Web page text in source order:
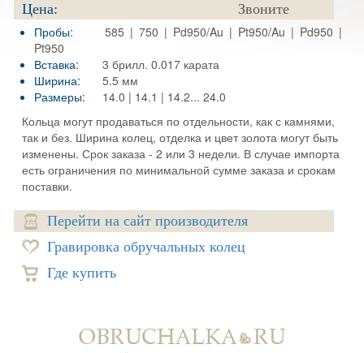
Цена:
Звоните
Пробы:
585 | 750 | Pd950/Au | Pt950/Au | Pd950 |
Pt950
Вставка:
3 брилл. 0.017 карата
Ширина:
5.5 мм
Размеры:
14.0 | 14.1 | 14.2... 24.0
Кольца могут продаваться по отдельности, как с камнями,
так и без. Ширина колец, отделка и цвет золота могут быть
изменены. Срок заказа - 2 или 3 недели. В случае импорта
есть ограничения по минимальной сумме заказа и срокам
поставки.
Перейти на сайт производителя
Гравировка обручальных колец
Где купить